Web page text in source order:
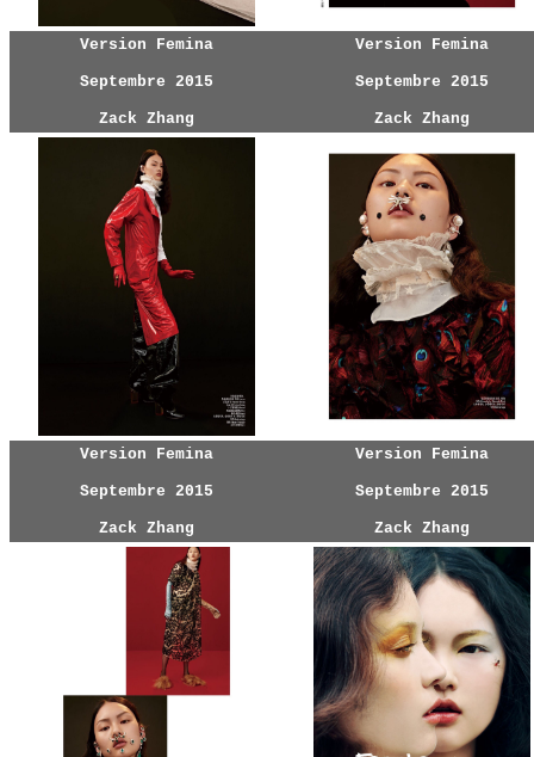
Version Femina
Septembre 2015
Zack Zhang
Version Femina
Septembre 2015
Zack Zhang
Version Femina
Septembre 2015
Zack Zhang
Version Femina
Septembre 2015
Zack Zhang